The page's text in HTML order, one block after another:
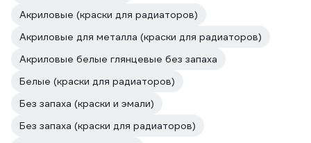
Акриловые (краски для радиаторов)
Акриловые для металла (краски для радиаторов)
Акриловые белые глянцевые без запаха
Белые (краски для радиаторов)
Без запаха (краски и эмали)
Без запаха (краски для радиаторов)